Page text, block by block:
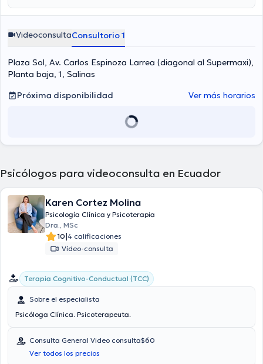
VideoconsultaConsultorio 1
Plaza Sol, Av. Carlos Espinoza Larrea (diagonal al Supermaxi),
Planta baja, 1, Salinas
Próxima disponibilidad
Ver más horarios
Psicólogos para videoconsulta en Ecuador
Karen Cortez Molina
Psicología Clínica y Psicoterapia
Dra., MSc
10|4 calificaciones
Vídeo-consulta
Terapia Cognitivo-Conductual (TCC)
Sobre el especialista
Psicóloga Clínica. Psicoterapeuta.
Consulta General Video consulta$60
Ver todos los precios